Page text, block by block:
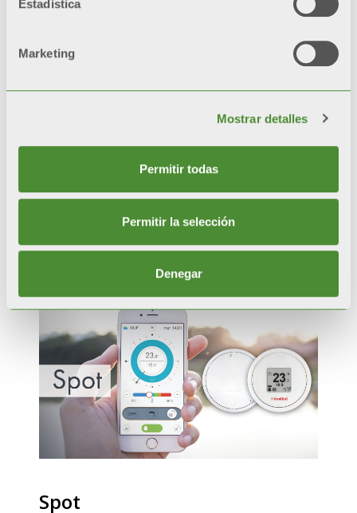
Estadística
Marketing
Mostrar detalles
Permitir todas
Permitir la selección
Denegar
Tenerife KC
Ver el vídeo
Spot